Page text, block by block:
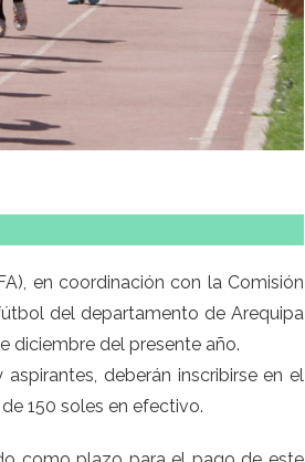
en coordinación con la Comisión
del departamento de Arequipa
diciembre del presente año.
deberán inscribirse en el
150 soles en efectivo.